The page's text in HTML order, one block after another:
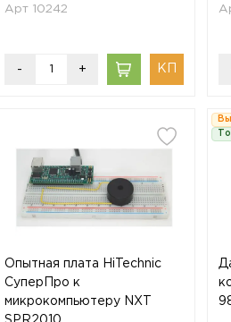
Арт 10242
- +
Опытная плата HiTechnic
СуперПро к
микрокомпьютеру NXT
SPR2010